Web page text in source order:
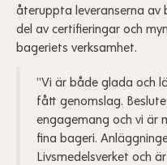
återuppta leveranserna
del av certifieringar och
bageriets verksamhet.
"Vi är både glada och
fått genomslag.
engagemang och vi är
fina bageri.
Livsmedelsverket och